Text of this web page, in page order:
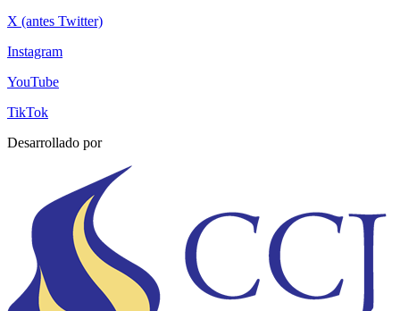
X (antes Twitter)
Instagram
YouTube
TikTok
Desarrollado por